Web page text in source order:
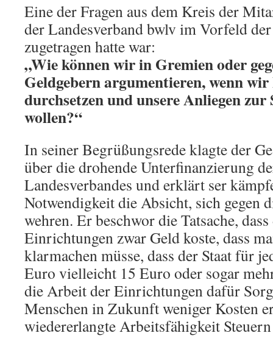
Eine der Fragen aus dem Kreis der
der Landesverband bwlv im Vorfeld
zugetragen hatte war:
„Wie können wir in Gremien oder
Geldgebern argumentieren, wenn
durchsetzen und unsere Anliegen
wollen?“
In seiner Begrüßungsrede klagte der
über die drohende Unterfinanzierung
Landesverbandes und erklärt ser
Notwendigkeit die Absicht, sich gegen
wehren. Er beschwor die Tatsache,
Einrichtungen zwar Geld koste, dass
klarmachen müsse, dass der Staat für
Euro vielleicht 15 Euro oder sogar
die Arbeit der Einrichtungen dafür
Menschen in Zukunft weniger Kosten
wiedererlangte Arbeitsfähigkeit